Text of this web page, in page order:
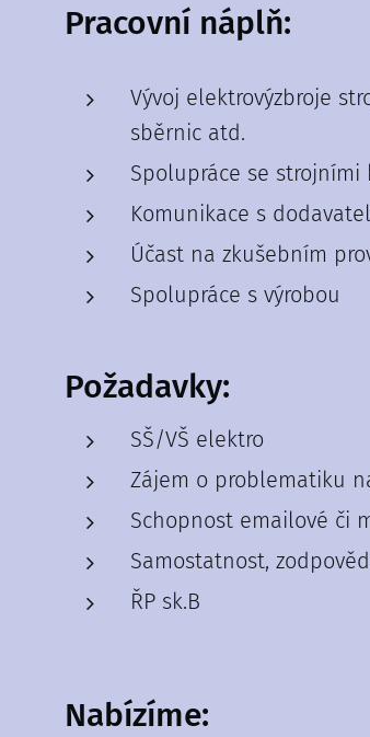
Pracovní náplň:
Vývoj elektrovýzbroje
sběrnic atd.
Spolupráce se
Komunikace s
Účast na zkušebním
Spolupráce s výrobou
Požadavky:
SŠ/VŠ elektro
Zájem o problematiku
Schopnost emailové či
Samostatnost,
ŘP sk.B
Nabízíme: